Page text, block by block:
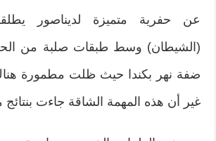
عن حفرية متميزة لديناصور
(الشيطان) وسط طبقات صلبة من
غير أن هذه المهمة الشاقة جاءت بنتائج